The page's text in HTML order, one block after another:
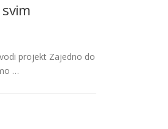
projekt Zajedno do
…